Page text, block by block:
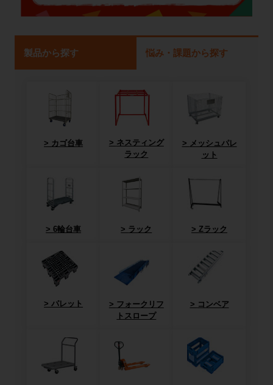
製品から探す 悩み・課題から探す
カゴ台車
ネスティング
ラック
メッシュパレ
ット
6輪台車 ラック Zラック
パレット
フォークリフ
トスロープ
コンベア